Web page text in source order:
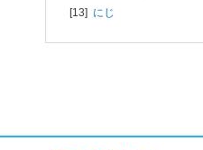
[13] にじ